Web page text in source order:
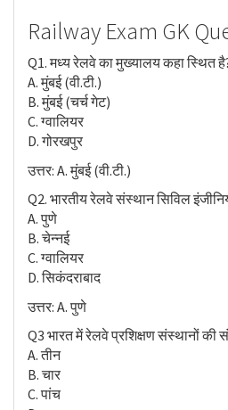
Railway Exam GK
Q1. मध्य रेलवे का मुख्यालय कहा स्थित
A. मुंबई (वी.टी.)
B. मुंबई (चर्च गेट)
C. ग्वालियर
D. गोरखपुर
उत्तर: A. मुंबई (वी.टी.)
Q2. भारतीय रेलवे संस्थान सिविल
A. पुणे
B. चेन्नई
C. ग्वालियर
D. सिकंदराबाद
उत्तर: A. पुणे
Q3 भारत में रेलवे प्रशिक्षण संस्थानों की
A. तीन
B. चार
C. पांच